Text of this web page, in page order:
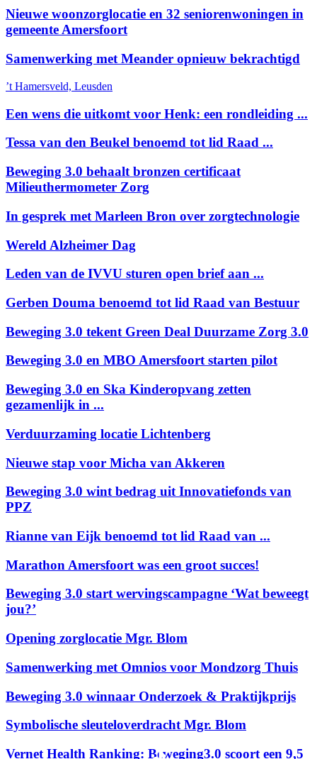
Nieuwe woonzorglocatie en 32 seniorenwoningen in
gemeente Amersfoort
Samenwerking met Meander opnieuw bekrachtigd
’t Hamersveld, Leusden
Een wens die uitkomt voor Henk: een rondleiding ...
Tessa van den Beukel benoemd tot lid Raad ...
Beweging 3.0 behaalt bronzen certificaat
Milieuthermometer Zorg
In gesprek met Marleen Bron over zorgtechnologie
Wereld Alzheimer Dag
Leden van de IVVU sturen open brief aan ...
Gerben Douma benoemd tot lid Raad van Bestuur
Beweging 3.0 tekent Green Deal Duurzame Zorg 3.0
Beweging 3.0 en MBO Amersfoort starten pilot
Beweging 3.0 en Ska Kinderopvang zetten
gezamenlijk in ...
Verduurzaming locatie Lichtenberg
Nieuwe stap voor Micha van Akkeren
Beweging 3.0 wint bedrag uit Innovatiefonds van
PPZ
Rianne van Eijk benoemd tot lid Raad van ...
Marathon Amersfoort was een groot succes!
Beweging 3.0 start wervingscampagne ‘Wat beweegt
jou?’
Opening zorglocatie Mgr. Blom
Samenwerking met Omnios voor Mondzorg Thuis
Beweging 3.0 winnaar Onderzoek & Praktijkprijs
Symbolische sleuteloverdracht Mgr. Blom
Vernet Health Ranking: Beweging3.0 scoort een 9,5